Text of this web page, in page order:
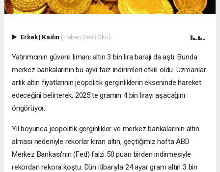
Erkek| Kadın (Haberi Sesli Oku)
Yatırımcının güvenli limanı altın 3 bin lira barajı da aştı. Bunda
merkez bankalarının bu ayki faiz indirimleri etkili oldu. Uzmanlar
artık altın fiyatlarının jeopolitik gerginliklerin ekseninde hareket
edeceğini belirterek, 2025'te gramın 4 bin lirayı aşacağını
öngörüyor.
Yıl boyunca jeopolitik gerginlikler ve merkez bankalarının altın
alması nedeniyle rekorlar kıran altın, geçtiğimiz hafta ABD
Merkez Bankası'nın (Fed) faizi 50 puan birden indirmesiyle
rekordan rekora koştu. Dün itibarıyla 24 ayar gram altın 3 bin